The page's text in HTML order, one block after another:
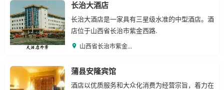
长治大酒店
长治大酒店是一家具有三星级水准的中型酒店。酒
店位于山西省长治市紫金西路.
山西省长治市紫金...
蒲县安隆宾馆
酒店以优质服务和大众化消费为经营宗旨，着力在